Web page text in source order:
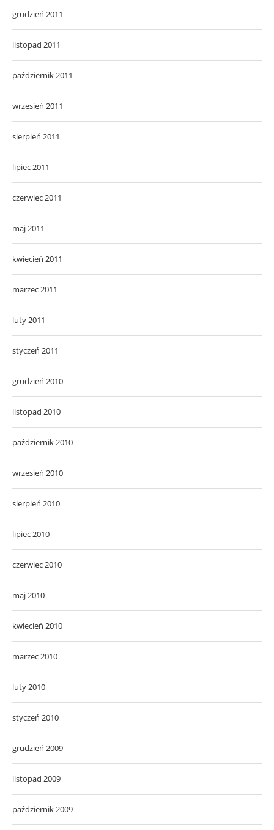
grudzień 2011
listopad 2011
październik 2011
wrzesień 2011
sierpień 2011
lipiec 2011
czerwiec 2011
maj 2011
kwiecień 2011
marzec 2011
luty 2011
styczeń 2011
grudzień 2010
listopad 2010
październik 2010
wrzesień 2010
sierpień 2010
lipiec 2010
czerwiec 2010
maj 2010
kwiecień 2010
marzec 2010
luty 2010
styczeń 2010
grudzień 2009
listopad 2009
październik 2009